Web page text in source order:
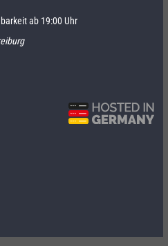
ab 19:00 Uhr